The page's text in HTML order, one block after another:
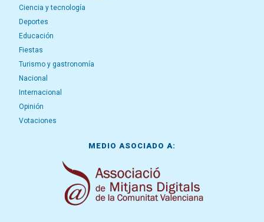
Ciencia y tecnología
Deportes
Educación
Fiestas
Turismo y gastronomía
Nacional
Internacional
Opinión
Votaciones
MEDIO ASOCIADO A: